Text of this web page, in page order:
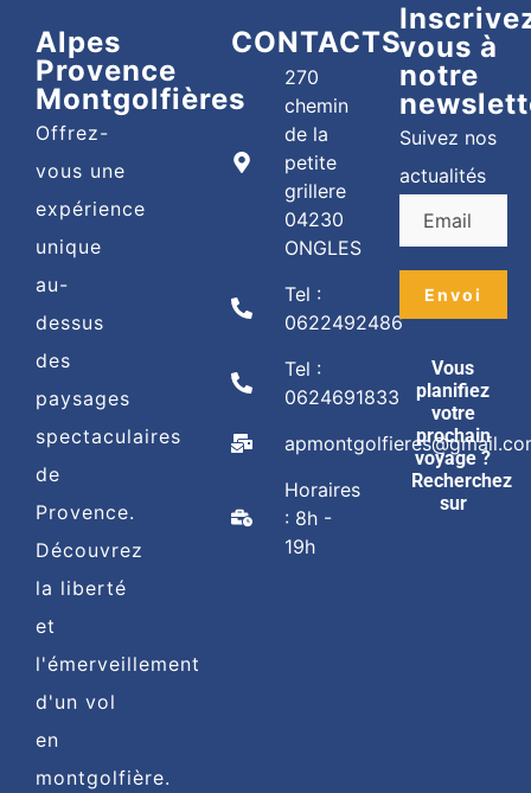
Alpes
Provence
Montgolfières
Offrez-
vous une
expérience
unique
au-
dessus
des
paysages
spectaculaires
de
Provence.
Découvrez
la liberté
et
l'émerveillement
d'un vol
en
montgolfière.
CONTACTS
270
chemin
de la
petite
grillere
04230
ONGLES
Tel :
0622492486
Tel :
0624691833
Horaires
: 8h -
19h
vous à
notre
Suivez nos
actualités
Vous
planifiez
votre
prochain
voyage ?
Recherchez
sur